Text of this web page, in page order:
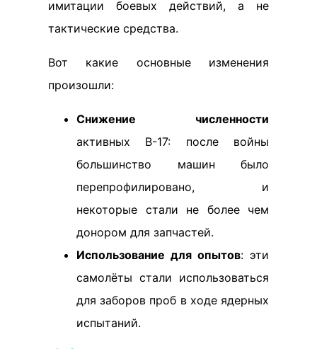
имитации боевых действий, а не
тактические средства.
Вот какие основные изменения
произошли:
Снижение численности
активных В-17: после войны
большинство машин было
перепрофилировано, и
некоторые стали не более чем
донором для запчастей.
Использование для опытов: эти
самолёты стали использоваться
для заборов проб в ходе ядерных
испытаний.